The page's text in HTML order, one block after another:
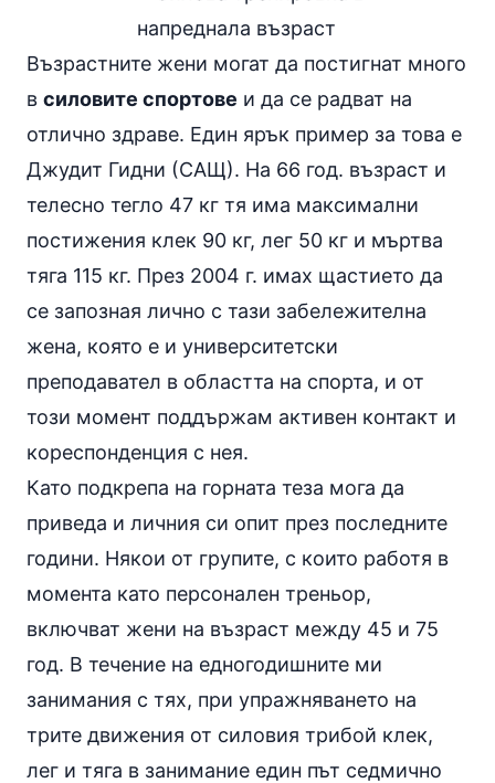
Възрастните жени могат да постигнат много
в силовите спортове и да се радват на
отлично здраве. Един ярък пример за това е
Джудит Гидни (САЩ). На 66 год. възраст и
телесно тегло 47 кг тя има максимални
постижения клек 90 кг, лег 50 кг и мъртва
тяга 115 кг. През 2004 г. имах щастието да
се запозная лично с тази забележителна
жена, която е и университетски
преподавател в областта на спорта, и от
този момент поддържам активен контакт и
кореспонденция с нея.
Като подкрепа на горната теза мога да
приведа и личния си опит през последните
години. Някои от групите, с които работя в
момента като персонален треньор,
включват жени на възраст между 45 и 75
год. В течение на едногодишните ми
занимания с тях, при упражняването на
трите движения от силовия трибой клек,
лег и тяга в занимание един път седмично